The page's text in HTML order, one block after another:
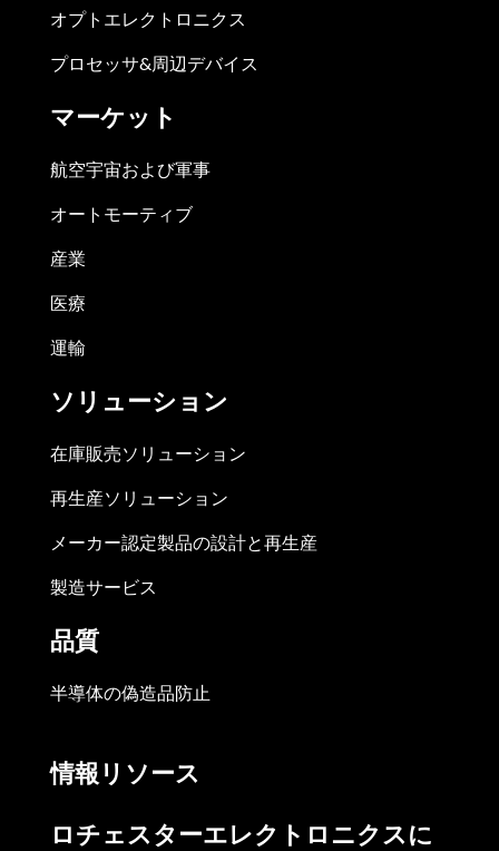
オプトエレクトロニクス
プロセッサ&周辺デバイス
マーケット
航空宇宙および軍事
オートモーティブ
産業
医療
運輸
ソリューション
在庫販売ソリューション
再生産ソリューション
メーカー認定製品の設計と再生産
製造サービス
品質
半導体の偽造品防止
情報リソース
ロチェスターエレクトロニクスに